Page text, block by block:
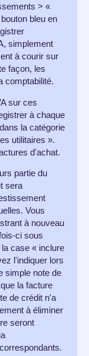
> «
bleu en
simplement
à courir sur
façon, les
comptabilité.
sur ces
à chaque
la catégorie
utilitaires ».
d'achat.
partie du
sera
Vous
à nouveau
ci sous
case « inclure
l'indiquer lors
simple note de
la facture
de crédit n'a
à éliminer
seront